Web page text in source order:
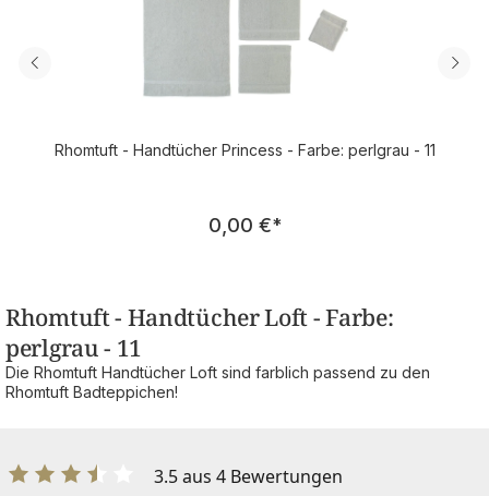
Rhomtuft - Handtücher Princess - Farbe: perlgrau - 11
Regulärer Preis:
0,00 €*
Rhomtuft - Handtücher Loft - Farbe:
perlgrau - 11
Die Rhomtuft Handtücher Loft sind farblich passend zu den
Rhomtuft Badteppichen!
3.5 aus 4 Bewertungen